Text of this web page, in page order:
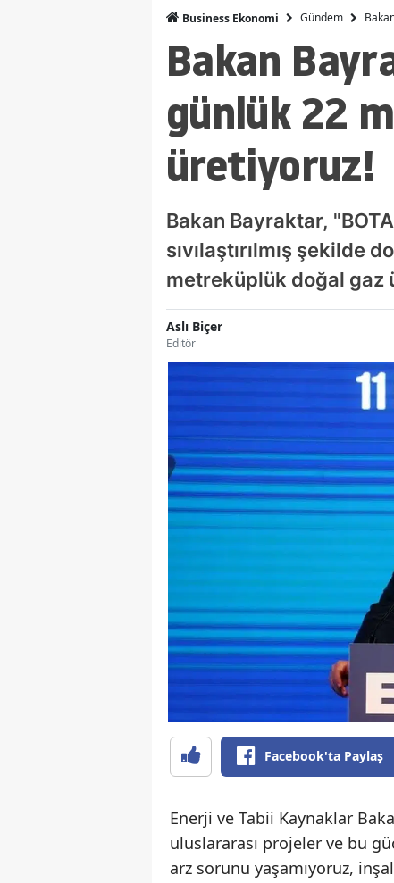
Business Ekonomi Gündem
Bakan
günlük 22
üretiyoruz!
Bakan Bayraktar,
sıvılaştırılmış şekilde
metreküplük doğal gaz
Aslı Biçer
Editör
Facebook'ta Paylaş
Enerji ve Tabii Kaynaklar
uluslararası projeler ve bu
arz sorunu yaşamıyoruz,